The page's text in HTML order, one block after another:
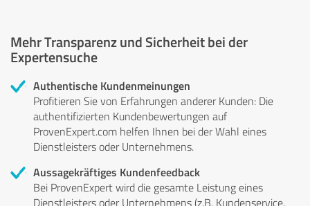
Mehr Transparenz und Sicherheit bei der
Expertensuche
Authentische Kundenmeinungen
Profitieren Sie von Erfahrungen anderer Kunden: Die
authentifizierten Kundenbewertungen auf
ProvenExpert.com helfen Ihnen bei der Wahl eines
Dienstleisters oder Unternehmens.
Aussagekräftiges Kundenfeedback
Bei ProvenExpert wird die gesamte Leistung eines
Dienstleisters oder Unternehmens (z.B. Kundenservice,